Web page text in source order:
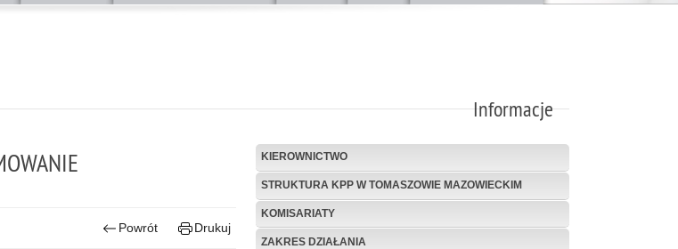
Informacje
Powrót Drukuj
KIEROWNICTWO
STRUKTURA KPP W TOMASZOWIE MAZOWIECKIM
KOMISARIATY
ZAKRES DZIAŁANIA